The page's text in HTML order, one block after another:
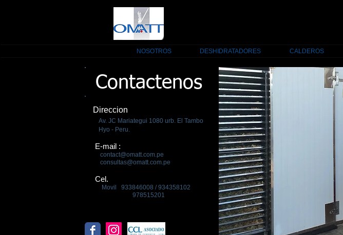
NOSOTROS DESHIDRATADORES CALDEROS
Contactenos
Direccion
Av. JC Mariategui 1080 urb. El Tambo
Hyo - Peru.
E-mail :
contact@omatt.com.pe
consultas@omatt.com.pe
Cel.
Movil 933846008 / 934358102
978515201